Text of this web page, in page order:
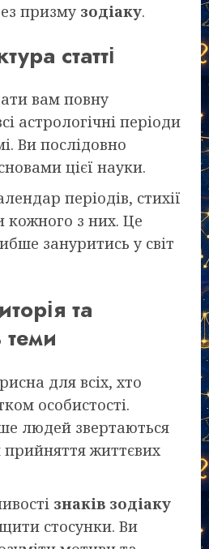
призму зодіаку.
статті
вам повну
астрологічні періоди
Ви послідовно
цієї науки.
періодів, стихії
кожного з них. Це
зануритись у світ
та
теми
для всіх, хто
особистості.
людей звертаються
прийняття життєвих
знаків зодіаку
стосунки. Ви